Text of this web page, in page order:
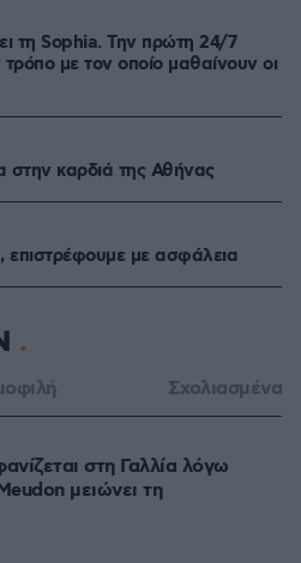
τη Sophia. Την πρώτη 24/7
με τον οποίο μαθαίνουν οι
στην καρδιά της Αθήνας
με ασφάλεια
Σχολιασμένα
στη Γαλλία λόγω
μειώνει τη